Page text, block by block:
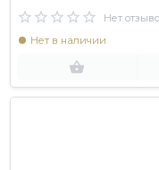
Нет
Нет в наличии